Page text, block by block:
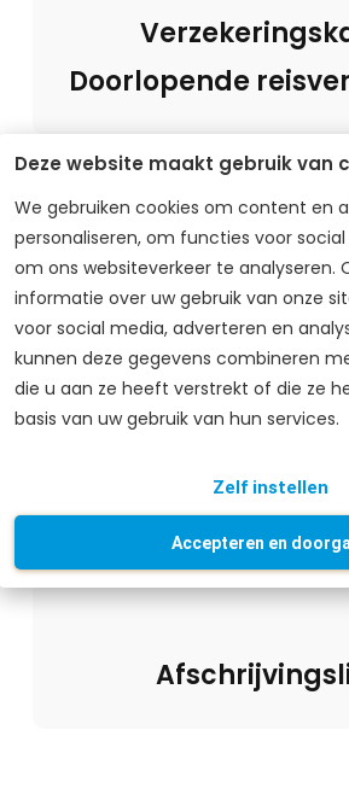
Deze website maakt gebruik van
We gebruiken cookies om content en
personaliseren, om functies voor
om ons websiteverkeer te analyseren.
informatie over uw gebruik van onze
voor social media, adverteren en
kunnen deze gegevens combineren
die u aan ze heeft verstrekt of die ze
basis van uw gebruik van hun services.
Zelf instellen
Accepteren en
Doorlopende
Schadeformulier
Brochure